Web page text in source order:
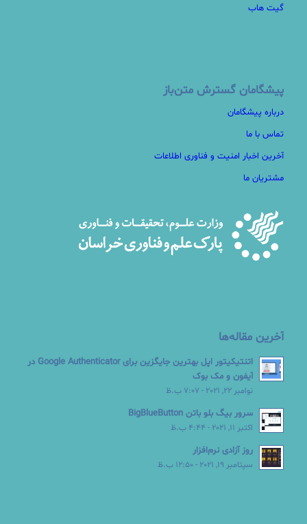
گیت هاب
پیشگامان گسترش متن‌باز
درباره پیشگامان
تماس با ما
آخرین اخبار امنیت و فناوری اطلاعات
مشتریان ما
آخرین مقاله‌ها
اتنتیکیتور اپل بهترین جایگزین برای Google Authenticator در
آیفون و مک بوک
نوامبر 22, 2021 - 7:07 ب.ظ
سرور بیگ بلو باتن BigBlueButton
اکتبر 11, 2021 - 4:44 ب.ظ
روز آزادی نرم‌افزار
سپتامبر 19, 2021 - 12:50 ب.ظ